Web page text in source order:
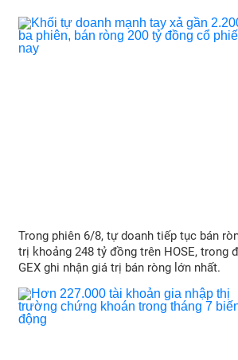
Trong phiên 6/8, tự doanh tiếp tục bán
trị khoảng 248 tỷ đồng trên HOSE, trong
GEX ghi nhận giá trị bán ròng lớn nhất.